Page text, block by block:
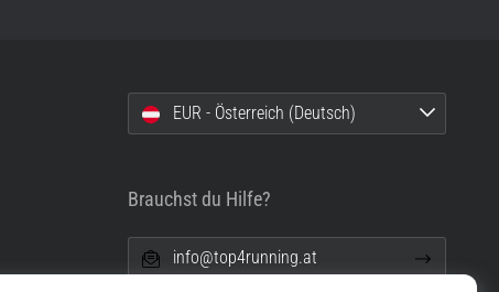
EUR - Österreich (Deutsch)
Brauchst du Hilfe?
info@top4running.at